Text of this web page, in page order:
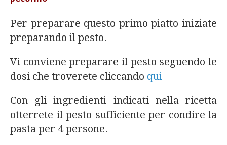
Per preparare questo primo piatto iniziate
preparando il pesto.
Vi conviene preparare il pesto seguendo le
dosi che troverete cliccando qui
Con gli ingredienti indicati nella ricetta
otterrete il pesto sufficiente per condire la
pasta per 4 persone.